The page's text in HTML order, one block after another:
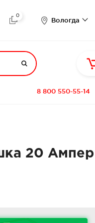

0
Вологда
8 800 550-55-14
20 Ампер